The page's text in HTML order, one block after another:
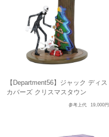
【Department56】ジャック ディス
カバーズ クリスマスタウン
参考上代 19,000円